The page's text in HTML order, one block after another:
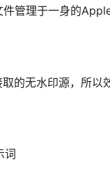
管理于一身的
的无水印源，所以
词